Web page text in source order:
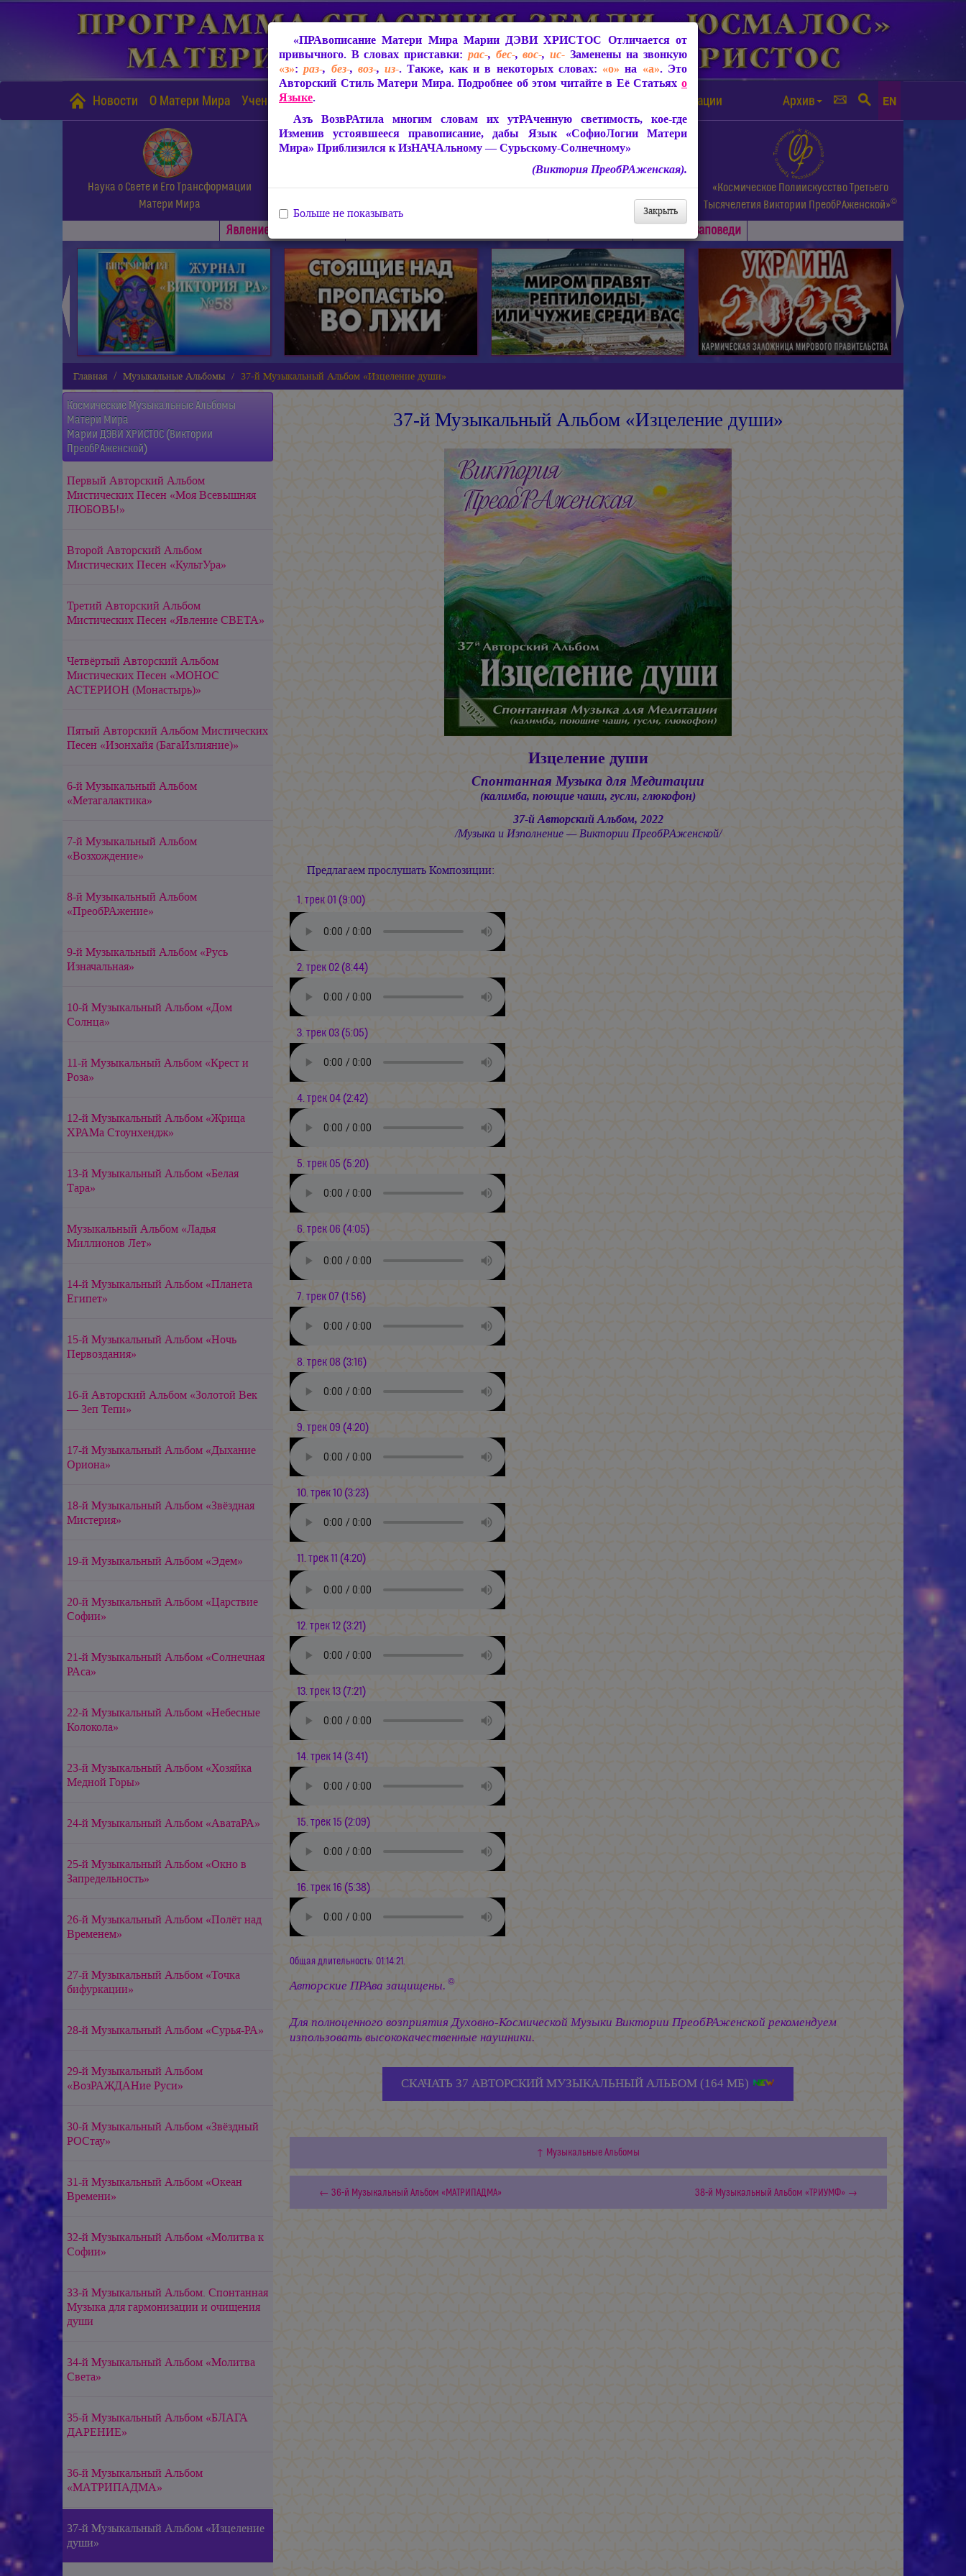
Новости О Матери Мира Учение Матери Мира Защита от чипизации Архив EN
Наука о Свете и Его Трансформации
Матери Мира
СофиоЛогия Матери Мира
Живое Слово Матери Мира.
Статьи, Книги, Видео, Аудио и др.
«Космическое Полиискусство Третьего
Тысячелетия Виктории ПреобРАженской»©
Явлениe Матери Мира Заповеди
◄ ►
Главная Музыкальные Альбомы 37-й Музыкальный Альбом «Изцеление души»
Космические Музыкальные Альбомы
Матери Мира
Марии ДЭВИ ХРИСТОС (Виктории
ПреобРАженской)
Первый Авторский Альбом
Мистических Песен «Моя Всевышняя
ЛЮБОВЬ!»
Второй Авторский Альбом
Мистических Песен «КультУра»
Третий Авторский Альбом
Мистических Песен «Явление СВЕТА»
Четвёртый Авторский Альбом
Мистических Песен «МОНОС
АСТЕРИОН (Монастырь)»
Пятый Авторский Альбом Мистических
Песен «Изонхайя (БагаИзлияние)»
6-й Музыкальный Альбом
«Метагалактика»
7-й Музыкальный Альбом
«Возхождение»
8-й Музыкальный Альбом
«ПреобРАжение»
9-й Музыкальный Альбом «Русь
Изначальная»
10-й Музыкальный Альбом «Дом
Солнца»
11-й Музыкальный Альбом «Крест и
Роза»
12-й Музыкальный Альбом «Жрица
ХРАМа Стоунхендж»
13-й Музыкальный Альбом «Белая
Тара»
Музыкальный Альбом «Ладья
Миллионов Лет»
14-й Музыкальный Альбом «Планета
Египет»
15-й Музыкальный Альбом «Ночь
Первоздания»
16-й Авторский Альбом «Золотой Век
— Зеп Тепи»
17-й Музыкальный Альбом «Дыхание
Ориона»
18-й Музыкальный Альбом «Звёздная
Мистерия»
19-й Музыкальный Альбом «Эдем»
20-й Музыкальный Альбом «Царствие
Софии»
21-й Музыкальный Альбом «Солнечная
РАса»
22-й Музыкальный Альбом «Небесные
Колокола»
23-й Музыкальный Альбом «Хозяйка
Медной Горы»
24-й Музыкальный Альбом «АватаРА»
25-й Музыкальный Альбом «Окно в
Запредельность»
26-й Музыкальный Альбом «Полёт над
Временем»
27-й Музыкальный Альбом «Точка
бифуркации»
28-й Музыкальный Альбом «Сурья-РА»
29-й Музыкальный Альбом
«ВозРАЖДАНие Руси»
30-й Музыкальный Альбом «Звёздный
РОСтау»
31-й Музыкальный Альбом «Океан
Времени»
32-й Музыкальный Альбом «Молитва к
Софии»
33-й Музыкальный Альбом. Спонтанная
Музыка для гармонизации и очищения
души
34-й Музыкальный Альбом «Молитва
Света»
35-й Музыкальный Альбом «БЛАГА
ДАРЕНИЕ»
36-й Музыкальный Альбом
«МАТРИПАДМА»
37-й Музыкальный Альбом «Изцеление
души»
37-й Музыкальный Альбом «Изцеление души»
Изцеление души
Спонтанная Музыка для Медитации
(калимба, поющие чаши, гусли, глюкофон)
37-й Авторский Альбом, 2022
/Музыка и Изполнение — Виктории ПреобРАженской/
Предлагаем прослушать Композиции:
1. трек 01 (9:00)
2. трек 02 (8:44)
3. трек 03 (5:05)
4. трек 04 (2:42)
5. трек 05 (5:20)
6. трек 06 (4:05)
7. трек 07 (1:56)
8. трек 08 (3:16)
9. трек 09 (4:20)
10. трек 10 (3:23)
11. трек 11 (4:20)
12. трек 12 (3:21)
13. трек 13 (7:21)
14. трек 14 (3:41)
15. трек 15 (2:09)
16. трек 16 (5:38)
Общая длительность: 01:14:21.
Авторские ПРАва защищены. ©
Для полноценного возприятия Духовно-Космической Музыки Виктории ПреобРАженской рекомендуем
изпользовать высококачественные наушники.
СКАЧАТЬ 37 АВТОРСКИЙ МУЗЫКАЛЬНЫЙ АЛЬБОМ (164 МБ)
↑ Музыкальные Альбомы
← 36-й Музыкальный Альбом «МАТРИПАДМА» 38-й Музыкальный Альбом «ТРИУМФ» →
«ПРАвописание Матери Мира Марии ДЭВИ ХРИСТОС Отличается от
привычного. В словах приставки: рас-, бес-,вос-, ис-Заменены на звонкую
«з»:раз-, без-, воз-,из-. Также, как и в некоторых словах: «о» на «а». Это
Авторский Стиль Матери Мира. Подробнее об этом читайте в Её Статьях о
Языке.
Азъ ВозвРАтила многим словам их утРАченную светимость, кое-где
Изменив устоявшееся правописание, дабы Язык «СофиоЛогии Матери
Мира» Приблизился к ИзНАЧАльному — Сурьскому-Солнечному»
(Виктория ПреобРАженская).
Закрыть
Больше не показывать